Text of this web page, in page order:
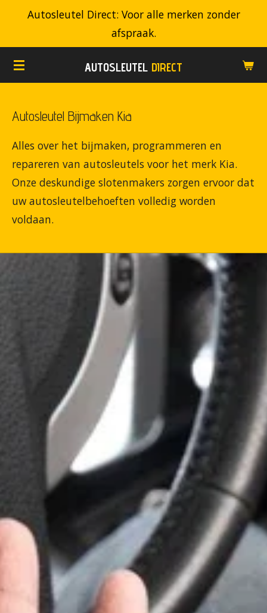
de
AUTOSLEUTEL DIRECT
Autosleutel Direct: Voor alle merken zonder
afspraak.
Autosleutel Bijmaken Kia
Alles over het bijmaken, programmeren en
repareren van autosleutels voor het merk Kia.
Onze deskundige slotenmakers zorgen ervoor dat
uw autosleutelbehoeften volledig worden
voldaan.